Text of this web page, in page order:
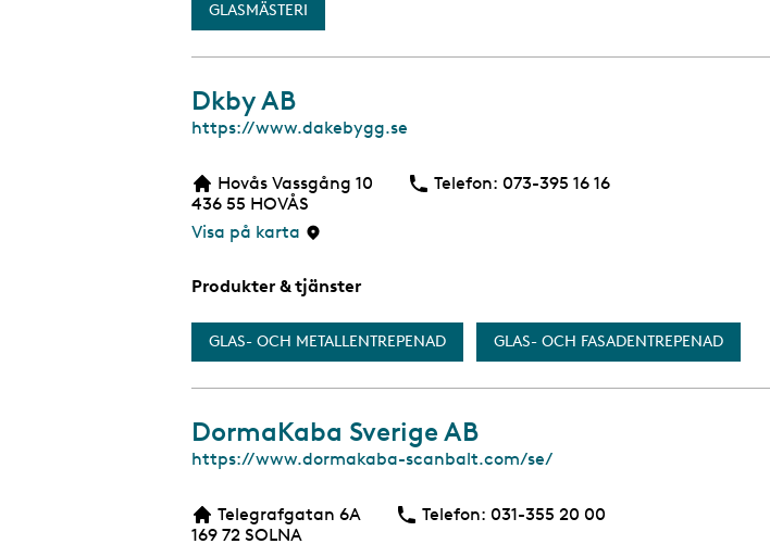
GLASMÄSTERI
Dkby AB
W
b
s
i
https://www.dakebygg.se
Hovås Vassgång 10
436 55 HOVÅS
Visa på karta
Telefon: Telefon
073-395 16 16
Produkter & tjänster
GLAS- OCH METALLENTREPENAD GLAS- OCH FASADENTREPENAD
DormaKaba Sverige AB
W
b
s
https://www.dormakaba-scanbalt.com/se/
Telegrafgatan 6A
169 72 SOLNA
Telefon: Telefon
031-355 20 00